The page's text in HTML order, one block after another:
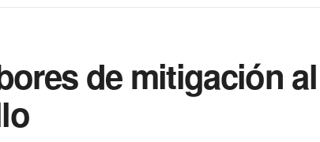
de mitigación al